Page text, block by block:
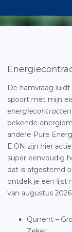
De hamvraag
spoort met mijn
energiecontracten
bekende
andere Pure
E.ON zijn hier
super eenvoudig
dat is afgestemd
ontdek je een lijst
van augustus
Qurrent –